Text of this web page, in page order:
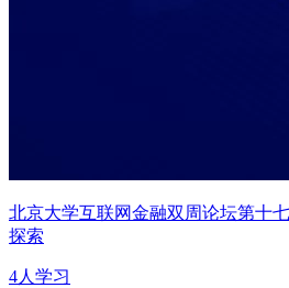
北京大学互联网金融双周论坛第十
探索
4人学习